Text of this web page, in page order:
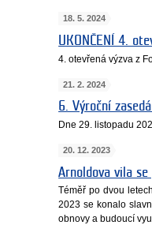
18. 5. 2024
UKONČENÍ 4.
4. otevřená výzva z
21. 2. 2024
6. Výroční
Dne 29. listopadu
20. 12. 2023
Arnoldova vila
Téměř po dvou
2023 se konalo
obnovy a budoucí